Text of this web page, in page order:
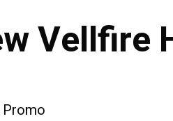
Vellfire